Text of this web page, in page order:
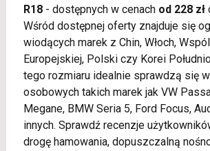
R18- dostępnych w cenach od 228 zł
Wśród dostępnej oferty znajduje się
wiodących marek z Chin, Włoch,
Europejskiej, Polski czy Korei
tego rozmiaru idealnie sprawdzą się
osobowych takich marek jak VW
Megane, BMW Seria 5, Ford Focus,
innych. Sprawdź recenzje
drogę hamowania, dopuszczalną